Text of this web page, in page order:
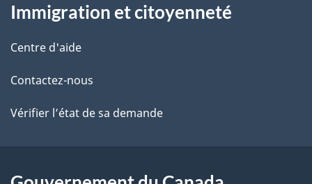
i
l
s
d
l
propos
de
ce
site
Immigration et citoyenneté
Centre d'aide
Contactez-nous
Vérifier l’état de sa demande